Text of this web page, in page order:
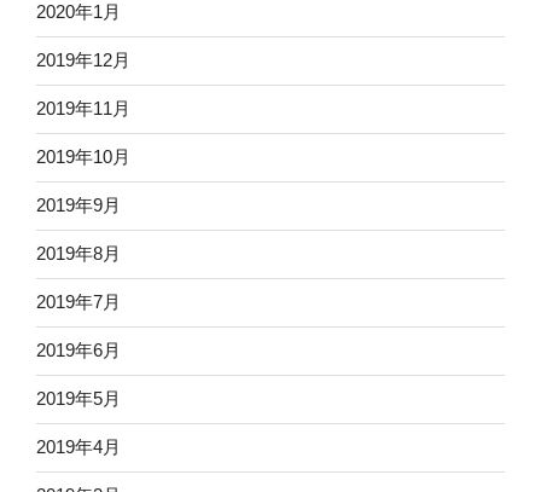
2020年1月
2019年12月
2019年11月
2019年10月
2019年9月
2019年8月
2019年7月
2019年6月
2019年5月
2019年4月